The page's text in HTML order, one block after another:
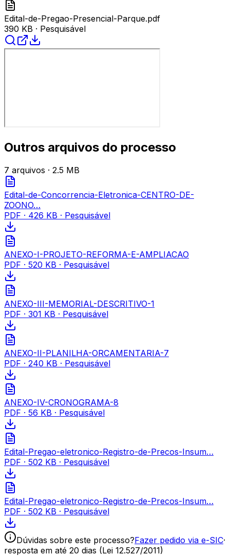
Edital-de-Pregao-Presencial-Parque.pdf
390 KB · Pesquisável
Outros arquivos do processo
7 arquivos · 2.5 MB
Edital-de-Concorrencia-Eletronica-CENTRO-DE-
ZOONO…
PDF · 426 KB · Pesquisável
ANEXO-I-PROJETO-REFORMA-E-AMPLIACAO
PDF · 520 KB · Pesquisável
ANEXO-III-MEMORIAL-DESCRITIVO-1
PDF · 301 KB · Pesquisável
ANEXO-II-PLANILHA-ORCAMENTARIA-7
PDF · 240 KB · Pesquisável
ANEXO-IV-CRONOGRAMA-8
PDF · 56 KB · Pesquisável
Edital-Pregao-eletronico-Registro-de-Precos-Insum…
PDF · 502 KB · Pesquisável
Edital-Pregao-eletronico-Registro-de-Precos-Insum…
PDF · 502 KB · Pesquisável
Dúvidas sobre este processo?Fazer pedido via e-SIC·
resposta em até 20 dias (Lei 12.527/2011)